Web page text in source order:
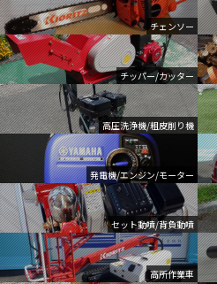
チェンソー
チッパー/カッター
高圧洗浄機/粗皮削り機
発電機/エンジン/モーター
セット動噴/背負動噴
高所作業車